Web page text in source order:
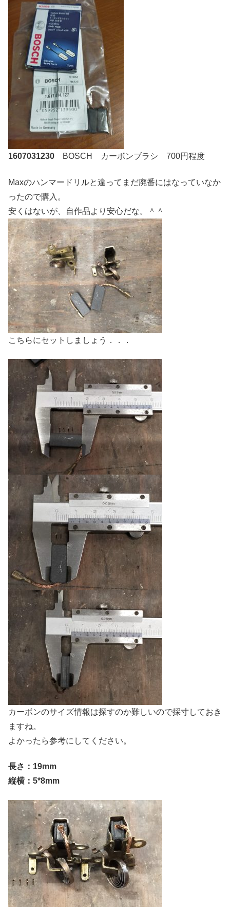
1607031230 BOSCH カーボンブラシ 700円程度
Maxのハンマードリルと違ってまだ廃番にはなっていなか
ったので購入。
安くはないが、自作品より安心だな。＾＾
こちらにセットしましょう．．．
カーボンのサイズ情報は探すのか難しいので採寸しておき
ますね。
よかったら参考にしてください。
長さ：19mm
縦横：5*8mm